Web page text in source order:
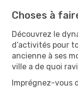
Choses à
Découvrez le
d’activités pour
ancienne à ses
ville a de quoi
Imprégnez-vous